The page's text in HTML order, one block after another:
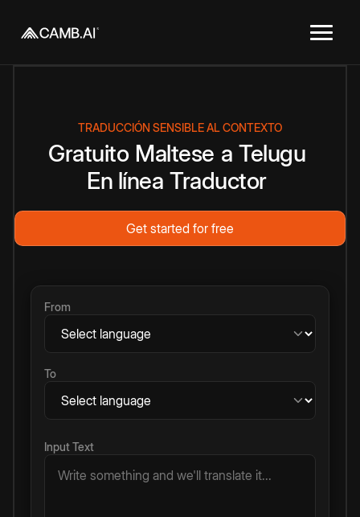
TRADUCCIÓN SENSIBLE AL CONTEXTO
Gratuito Maltese a Telugu
En línea Traductor
Get started for free
From
To
Input Text